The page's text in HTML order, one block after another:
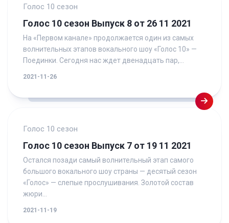
Голос 10 сезон
Голос 10 сезон Выпуск 8 от 26 11 2021
На «Первом канале» продолжается один из самых
волнительных этапов вокального шоу «Голос 10» —
Поединки. Сегодня нас ждет двенадцать пар,...
2021-11-26
Голос 10 сезон
Голос 10 сезон Выпуск 7 от 19 11 2021
Остался позади самый волнительный этап самого
большого вокального шоу страны — десятый сезон
«Голос» — слепые прослушивания. Золотой состав
жюри...
2021-11-19